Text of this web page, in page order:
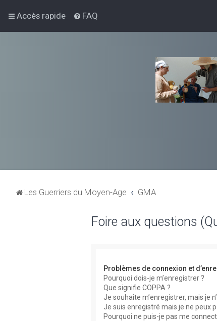
Accès rapide FAQ
Les Guerriers du Moyen-Age GMA
Foire aux questions
Problèmes de connexion et
Pourquoi dois-je m’enregistrer ?
Que signifie COPPA ?
Je souhaite m’enregistrer, mais je
Je suis enregistré mais je ne peux
Pourquoi ne puis-je pas me